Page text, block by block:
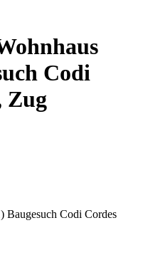
Codi
Zug
Baugesuch Codi Cordes